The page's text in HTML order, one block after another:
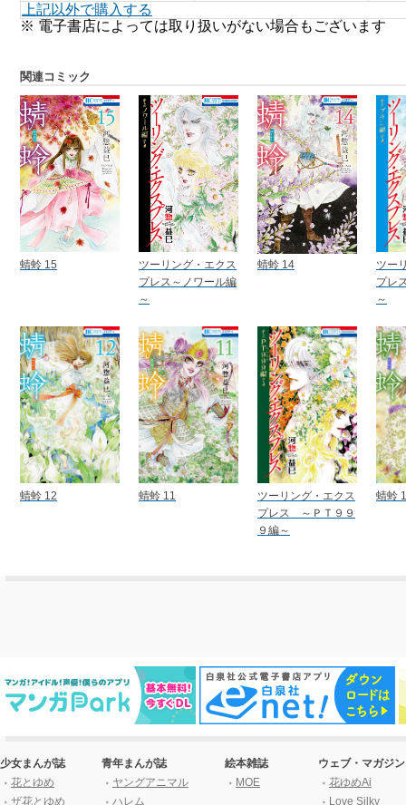
上記以外で購入する
※ 電子書店によっては取り扱いがない場合もございます
関連コミック
蜻蛉 15
ツーリング・エクス
プレス～ノワール編
～
蜻蛉 14
ツー
プレ
～
蜻蛉 12 蜻蛉 11
ツーリング・エクス
プレス ～ＰＴ９９
９編～
蜻蛉
少女まんが誌
花とゆめ
ザ花とゆめ
青年まんが誌
ヤングアニマル
ハレム
絵本雑誌
MOE
ウェブ・マガジン
花ゆめAi
Love Silky